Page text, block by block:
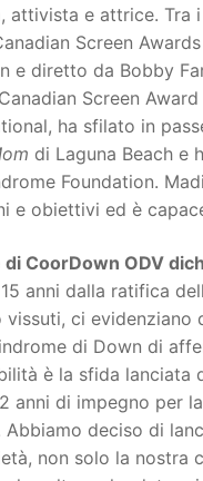
attivista e attrice. Tra
Screen
e diretto da Bobby
Screen
ha sfilato in
di Laguna Beach e
Foundation.
e obiettivi ed è
CoorDown ODV
anni dalla ratifica
ci
di Down di
è la sfida
anni di impegno per
deciso di
non solo la